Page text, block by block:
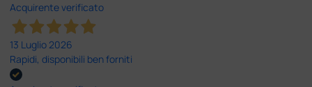
Acquirente verificato
13 Luglio 2026
Rapidi, disponibili ben forniti